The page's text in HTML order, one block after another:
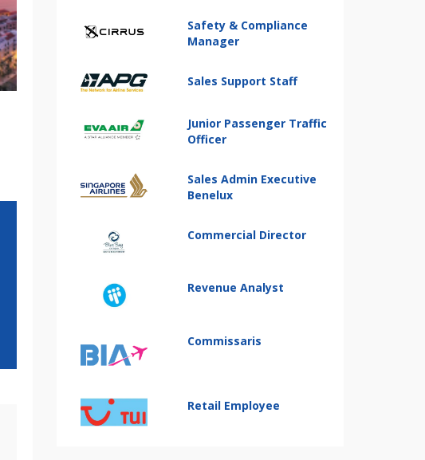
Safety & Compliance
Manager
Sales Support Staff
Junior Passenger Traffic
Officer
Sales Admin Executive
Benelux
Commercial Director
Revenue Analyst
Commissaris
Retail Employee